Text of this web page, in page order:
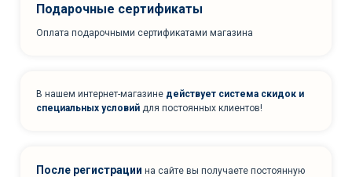
Подарочные сертификаты
Оплата подарочными сертификатами магазина
В нашем интернет-магазине действует система скидок и
специальных условий для постоянных клиентов!
После регистрации на сайте вы получаете постоянную